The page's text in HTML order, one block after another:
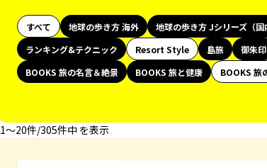
すべて 地球の歩き方 海外 地球の歩き方 Jシリーズ（国
ランキング&テクニック
Resort Style 島旅 御朱印
BOOKS 旅の名言＆絶景
BOOKS 旅と健康 BOOKS 旅
1〜20件/305件中 を表示